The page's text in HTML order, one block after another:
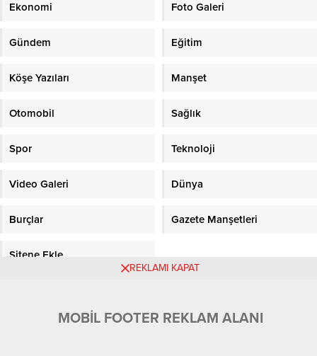
Ekonomi Foto Galeri
Gündem Eğitim
Köşe Yazıları Manşet
Otomobil Sağlık
Spor Teknoloji
Video Galeri Dünya
Burçlar Gazete Manşetleri
Sitene Ekle
REKLAMI KAPAT
MOBİL FOOTER REKLAM ALANI